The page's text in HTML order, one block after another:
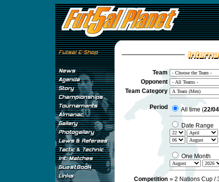
Team
Opponent
Team Category
Period All time (22/
Date Range
One Month
Competition » 2 Nations Cup /